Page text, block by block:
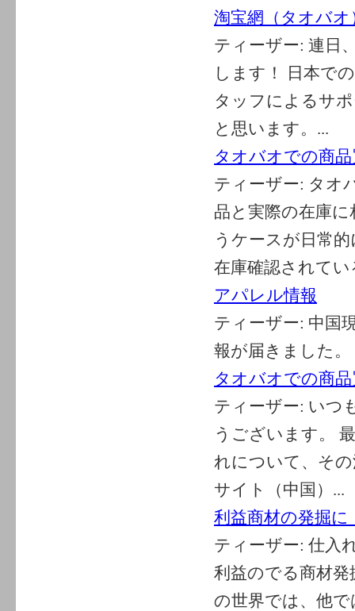
淘宝網（タオバ
ティーザー: 連日
します！ 日本で
タッフによるサ
と思います。...
タオバオでの商
ティーザー: タオ
品と実際の在庫
うケースが日常
在庫確認されてい
アパレル情報
ティーザー: 中国
報が届きました。
タオバオでの商
ティーザー: いつ
うございます。
れについて、そ
サイト（中国）...
利益商材の発掘に
ティーザー: 仕入
利益のでる商材
の世界では、他